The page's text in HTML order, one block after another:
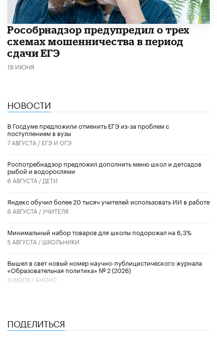
Рособрнадзор предупредил о трех
схемах мошенничества в период
сдачи ЕГЭ
19 ИЮНЯ
НОВОСТИ
В Госдуме предложили отменить ЕГЭ из-за проблем с
поступлением в вузы
7 АВГУСТА / ЕГЭ И ОГЭ
Роспотребнадзор предложил дополнить меню школ и детсадов
рыбой и водорослями
6 АВГУСТА / ДЕТИ
​Яндекс обучил более 20 тысяч учителей использовать ИИ в работе
6 АВГУСТА /УЧИТЕЛЯ
Минимальный набор товаров для школы подорожал на 6,3%
5 АВГУСТА / ШКОЛЬНИКИ
Вышел в свет новый номер научно-публицистического журнала
«Образовательная политика» № 2 (2026)
3 ИЮЛЯ / АНОНС
ПОДЕЛИТЬСЯ